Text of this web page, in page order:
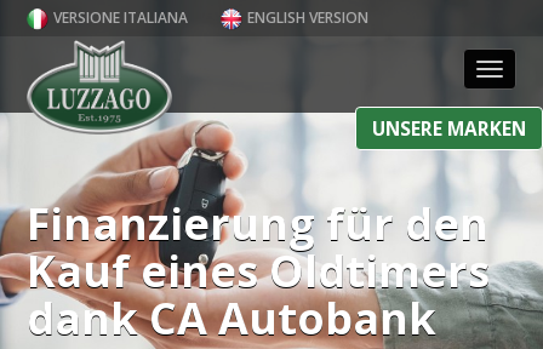
VERSIONE ITALIANA ENGLISH VERSION
UNSERE MARKEN
Finanzierung für den
Kauf eines Oldtimers
dank CA Autobank